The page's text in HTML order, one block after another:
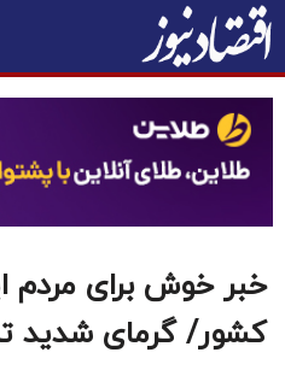
کشور/ گرمای شدید